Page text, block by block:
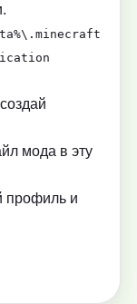
мода в эту
профиль и